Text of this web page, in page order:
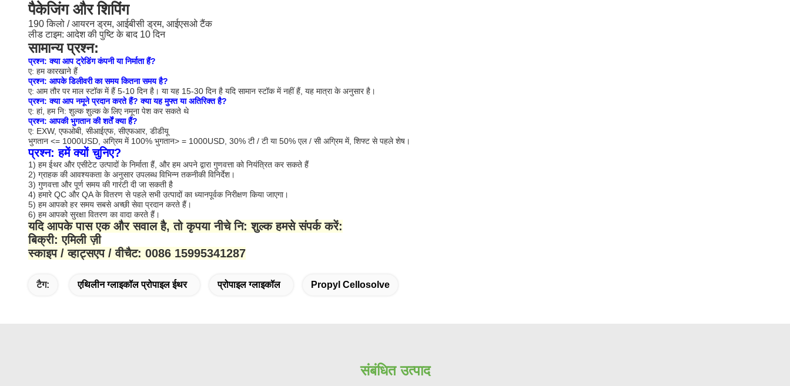
पैकेजिंग और शिपिंग
190 किलो / आयरन ड्रम, आईबीसी ड्रम, आईएसओ टैंक
लीड टाइम: आदेश की पुष्टि के बाद 10 दिन
सामान्य प्रश्न:
प्रश्न: क्या आप ट्रेडिंग कंपनी या निर्माता हैं?
ए: हम कारखाने हैं
प्रश्न: आपके डिलीवरी का समय कितना समय है?
ए: आम तौर पर माल स्टॉक में हैं 5-10 दिन है। या यह 15-30 दिन है यदि सामान स्टॉक में नहीं हैं, यह मात्रा के अनुसार है।
प्रश्न: क्या आप नमूने प्रदान करते हैं? क्या यह मुफ्त या अतिरिक्त है?
ए: हां, हम नि: शुल्क शुल्क के लिए नमूना पेश कर सकते थे
प्रश्न: आपकी भुगतान की शर्तें क्या हैं?
ए: EXW, एफओबी, सीआईएफ, सीएफआर, डीडीयू
भुगतान <= 1000USD, अग्रिम में 100% भुगतान> = 1000USD, 30% टी / टी या 50% एल / सी अग्रिम में, शिफ्ट से पहले शेष।
प्रश्न: हमें क्यों चुनिए?
1) हम ईथर और एसीटेट उत्पादों के निर्माता हैं, और हम अपने द्वारा गुणवत्ता को नियंत्रित कर सकते हैं
2) ग्राहक की आवश्यकता के अनुसार उपलब्ध विभिन्न तकनीकी विनिर्देश।
3) गुणवत्ता और पूर्ण समय की गारंटी दी जा सकती है
4) हमारे QC और QA के वितरण से पहले सभी उत्पादों का ध्यानपूर्वक निरीक्षण किया जाएगा।
5) हम आपको हर समय सबसे अच्छी सेवा प्रदान करते हैं।
6) हम आपको सुरक्षा वितरण का वादा करते हैं।
यदि आपके पास एक और सवाल है, तो कृपया नीचे नि: शुल्क हमसे संपर्क करें:
बिक्री: एमिली ज़ी
स्काइप / व्हाट्सएप / वीचैट: 0086 15995341287
टैग: एथिलीन ग्लाइकॉल प्रोपाइल ईथर प्रोपाइल ग्लाइकॉल Propyl Cellosolve
संबंधित उत्पाद